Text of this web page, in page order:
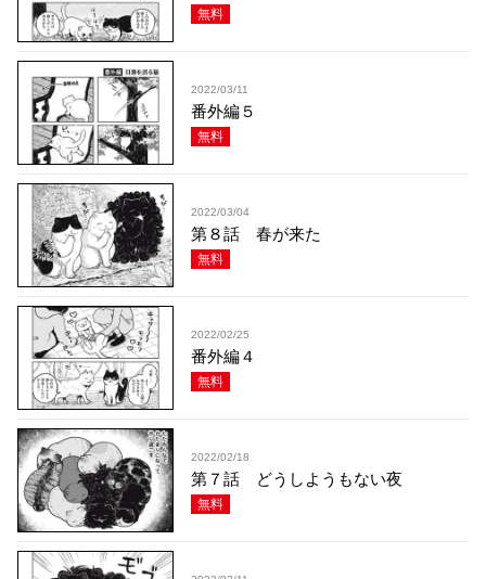
無料
2022/03/11
番外編５
無料
2022/03/04
第８話 春が来た
無料
2022/02/25
番外編４
無料
2022/02/18
第７話 どうしようもない夜
無料